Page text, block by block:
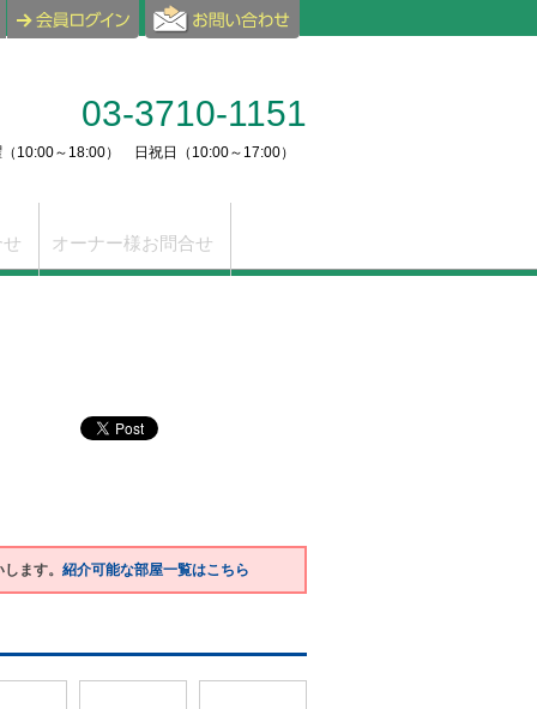
03-3710-1151
10:00～18:00） 日祝日（10:00～17:00）
オーナー様お問合せ
ます。 紹介可能な部屋一覧はこちら